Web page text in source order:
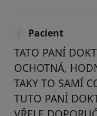
Pacient
TATO PANÍ
OCHOTNÁ,
TAKY TO SAMÍ
TUTO PANÍ